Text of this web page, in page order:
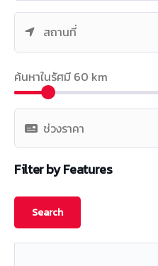
ค้นหาในรัศมี 60 km
Filter by Features